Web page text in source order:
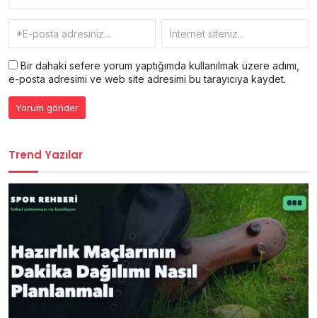
Bir dahaki sefere yorum yaptığımda kullanılmak üzere adımı,
e-posta adresimi ve web site adresimi bu tarayıcıya kaydet.
Trend Yazılar